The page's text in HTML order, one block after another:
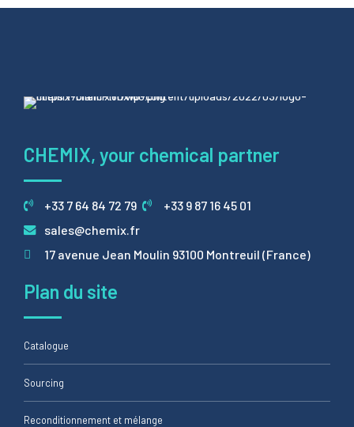
CHEMIX, your chemical partner
+33 7 64 84 72 79
+33 9 87 16 45 01
sales@chemix.fr
17 avenue Jean Moulin 93100 Montreuil (France)
Plan du site
Catalogue
Sourcing
Reconditionnement et mélange